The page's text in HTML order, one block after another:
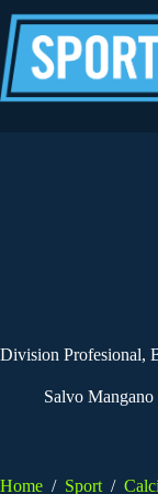
al
contenuto
Division Profesional,
Salvo Mangano
Home / Sport /